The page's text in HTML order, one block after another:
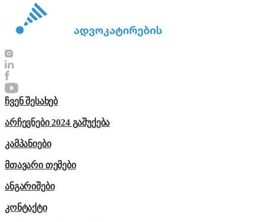
ჩვენ შესახებ
არჩევნები 2024 გაშუქება
კამპანიები
მთავარი თემები
ანგარიშები
კონტაქტი